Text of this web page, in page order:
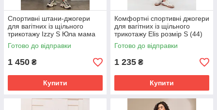
Спортивні штани-джогери
для вагітних із щільного
трикотажу Izzy S Юла мама
Чорний
Готово до відправки
1 450 ₴
Купити
Комфортні спортивні джогери
для вагітних із щільного
трикотажу Elis розмір S (44)
Юла Мама Антрацит
Готово до відправки
1 235 ₴
Купити